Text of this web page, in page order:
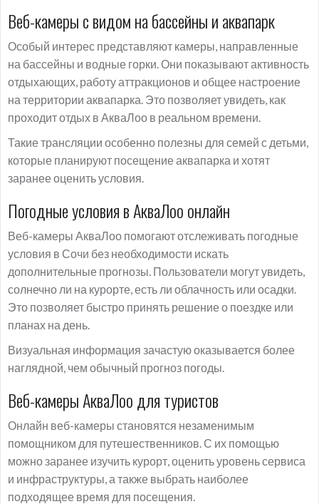
Веб-камеры с видом на бассейны и аквапарк
Особый интерес представляют камеры, направленные
на бассейны и водные горки. Они показывают активность
отдыхающих, работу аттракционов и общее настроение
на территории аквапарка. Это позволяет увидеть, как
проходит отдых в АкваЛоо в реальном времени.
Такие трансляции особенно полезны для семей с детьми,
которые планируют посещение аквапарка и хотят
заранее оценить условия.
Погодные условия в АкваЛоо онлайн
Веб-камеры АкваЛоо помогают отслеживать погодные
условия в Сочи без необходимости искать
дополнительные прогнозы. Пользователи могут увидеть,
солнечно ли на курорте, есть ли облачность или осадки.
Это позволяет быстро принять решение о поездке или
планах на день.
Визуальная информация зачастую оказывается более
наглядной, чем обычный прогноз погоды.
Веб-камеры АкваЛоо для туристов
Онлайн веб-камеры становятся незаменимым
помощником для путешественников. С их помощью
можно заранее изучить курорт, оценить уровень сервиса
и инфраструктуры, а также выбрать наиболее
подходящее время для посещения.